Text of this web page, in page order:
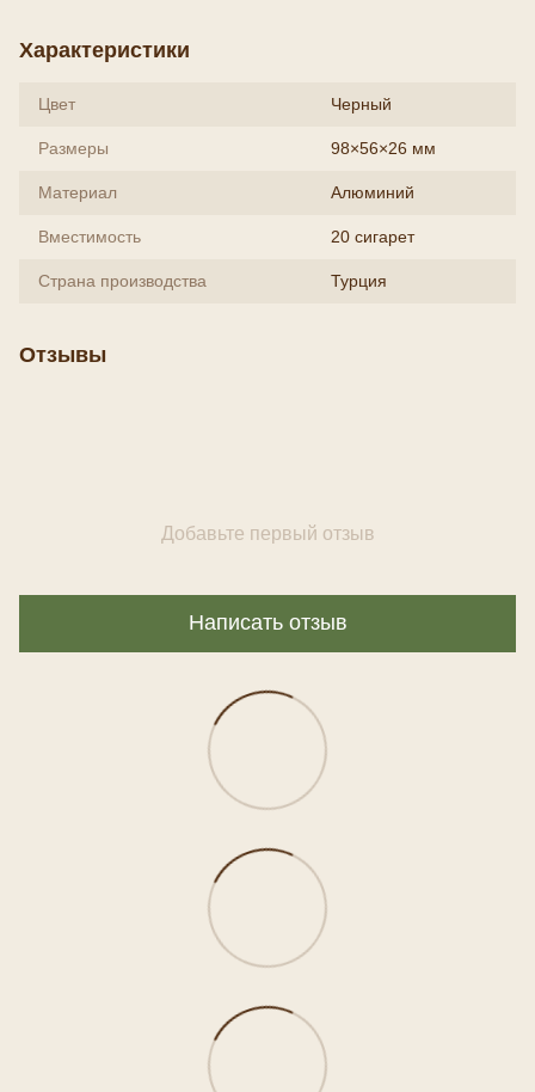
Характеристики
Цвет Черный
Размеры 98×56×26 мм
Материал Алюминий
Вместимость 20 сигарет
Страна производства Турция
Отзывы
Добавьте первый отзыв
Написать отзыв